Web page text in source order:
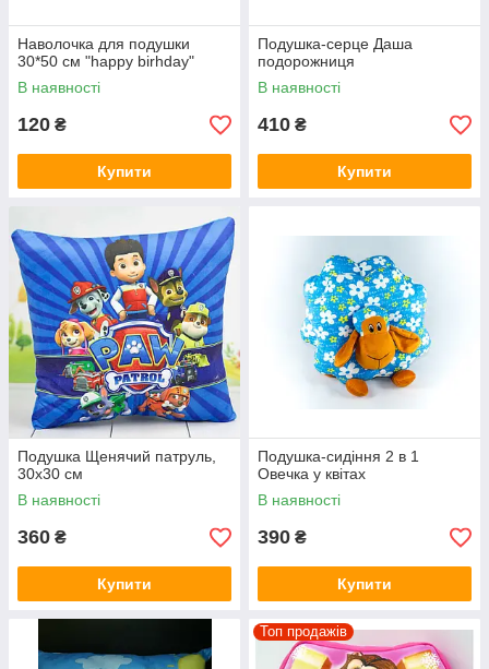
Наволочка для подушки
30*50 см "happy birhday"
В наявності
120 ₴
Купити
Подушка-серце Даша
подорожниця
В наявності
410 ₴
Купити
Подушка Щенячий патруль,
30х30 см
В наявності
360 ₴
Купити
Подушка-сидіння 2 в 1
Овечка у квітах
В наявності
390 ₴
Купити
Топ продажів